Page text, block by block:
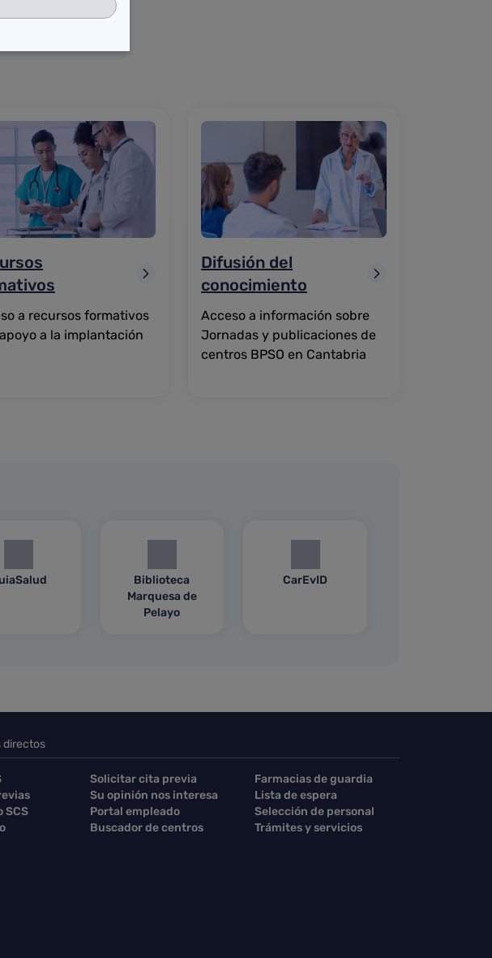
a recursos formativos
a la implantación
Difusión del
conocimiento
Acceso a información sobre
Jornadas y publicaciones de
centros BPSO en Cantabria
Biblioteca
Marquesa de
Pelayo
CarEvID
directos
Solicitar cita previa
Farmacias de guardia
Su opinión nos interesa
Lista de espera
SCS
Portal empleado
Selección de personal
Buscador de centros Trámites y servicios